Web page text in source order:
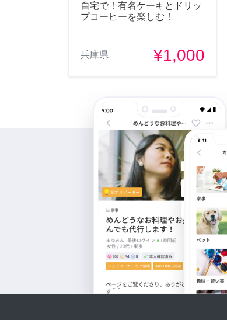
自宅で！有名ケーキとドリッ
プコーヒーを楽しむ！
兵庫県 ¥1,000